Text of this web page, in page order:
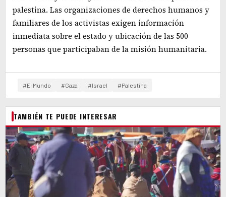
palestina. Las organizaciones de derechos humanos y
familiares de los activistas exigen información
inmediata sobre el estado y ubicación de las 500
personas que participaban de la misión humanitaria.
#El Mundo #Gaza #Israel #Palestina
TAMBIÉN TE PUEDE INTERESAR